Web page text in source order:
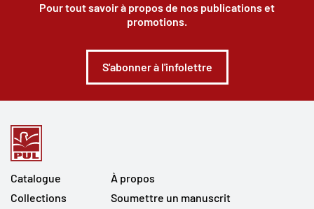
Pour tout savoir à propos de nos publications et
promotions.
S'abonner à l'infolettre
Catalogue
Collections
À propos
Soumettre un manuscrit